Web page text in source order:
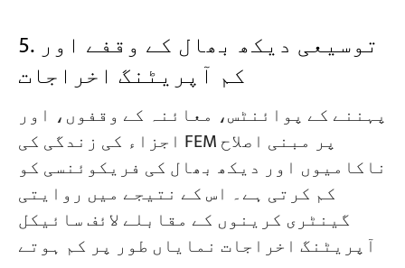
5. توسیعی دیکھ بھال کے وقفے اور
کم آپریٹنگ اخراجات
پہننے کے پوائنٹس، معائنہ کے وقفوں، اور
اجزاء کی زندگی کی FEM پر مبنی اصلاح
ناکامیوں اور دیکھ بھال کی فریکوئنسی کو
کم کرتی ہے۔ اس کے نتیجے میں روایتی
گینٹری کرینوں کے مقابلے لائف سائیکل
آپریٹنگ اخراجات نمایاں طور پر کم ہوتے